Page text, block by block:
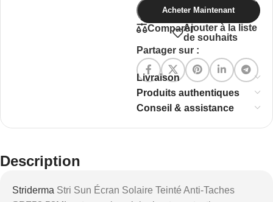
Acheter Maintenant
ComparerAjouter à la liste
de souhaits
Partager sur :
Livraison
Produits authentiques
Conseil & assistance
Description
Striderma Stri Sun Écran Solaire Teinté Anti-Taches